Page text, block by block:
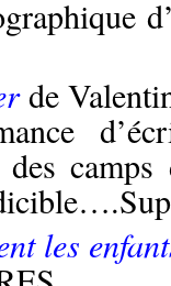
de
des
les